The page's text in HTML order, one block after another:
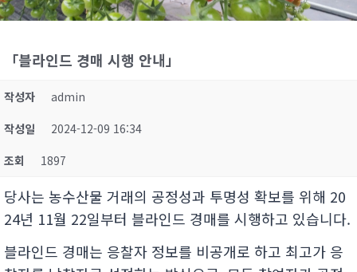
「블라인드 경매 시행 안내」
작성자
admin
작성일
2024-12-09 16:34
조회
1897
당사는 농수산물 거래의 공정성과 투명성 확보를 위해 20
24년 11월 22일부터 블라인드 경매를 시행하고 있습니다.
블라인드 경매는 응찰자 정보를 비공개로 하고 최고가 응